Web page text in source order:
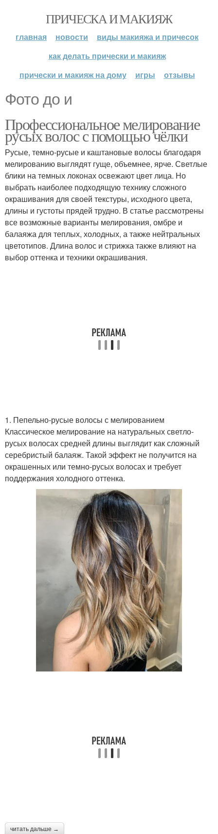
ПРИЧЕСКА И МАКИЯЖ
главная новости
виды макияжа и причесок
как делать прически и макияж
прически и макияж на дому
игры отзывы
Фото до и
Профессиональное мелирование
русых волос с помощью чёлки
Русые, темно-русые и каштановые волосы благодаря
мелированию выглядят гуще, объемнее, ярче. Светлые
блики на темных локонах освежают цвет лица. Но
выбрать наиболее подходящую технику сложного
окрашивания для своей текстуры, исходного цвета,
длины и густоты прядей трудно. В статье рассмотрены
все возможные варианты мелирования, омбре и
балаяжа для теплых, холодных, а также нейтральных
цветотипов. Длина волос и стрижка также влияют на
выбор оттенка и техники окрашивания.
1. Пепельно-русые волосы с мелированием
Классическое мелирование на натуральных светло-
русых волосах средней длины выглядит как сложный
серебристый балаяж. Такой эффект не получится на
окрашенных или темно-русых волосах и требует
поддержания холодного оттенка.
читать дальше →